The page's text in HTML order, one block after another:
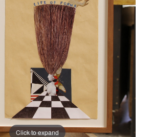
Click to expand